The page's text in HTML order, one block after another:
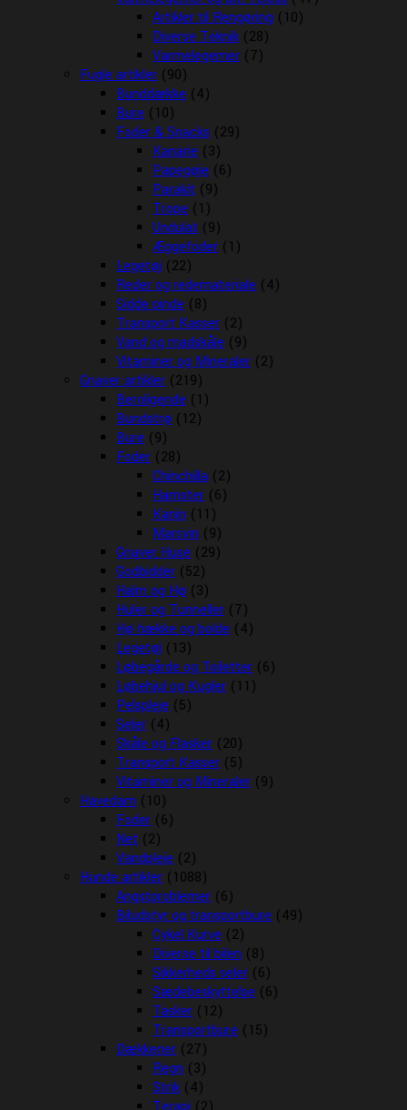
Artikler til Rengøring (10)
Diverse Teknik (28)
Varmelegemer (7)
Fugle artikler (90)
Bunddække (4)
Bure (10)
Foder & Snacks (29)
Kanarie (3)
Papegøje (6)
Parakit (9)
Trope (1)
Undulat (9)
Æggefoder (1)
Legetøj (22)
Reder og redemateriale (4)
Sidde pinde (8)
Transport Kasser (2)
Vand og madskåle (9)
Vitaminer og Mineraler (2)
Gnaver artikler (219)
Beroligende (1)
Bundstrø (12)
Bure (9)
Foder (28)
Chinchilla (2)
Hamster (6)
Kanin (11)
Marsvin (9)
Gnaver Huse (29)
Godbidder (52)
Halm og Hø (3)
Huler og Tunneller (7)
Hø hække og bolde (4)
Legetøj (13)
Løbegårde og Toiletter (6)
Løbehjul og Kugler (11)
Pelspleje (5)
Seler (4)
Skåle og Flasker (20)
Transport Kasser (5)
Vitaminer og Mineraler (9)
Havedam (10)
Foder (6)
Net (2)
Vandpleje (2)
Hunde artikler (1088)
Angstproblemer (6)
Biludstyr og transportbure (49)
Cykel Kurve (2)
Diverse til bilen (8)
Sikkerheds seler (6)
Sædebeskyttelse (6)
Tasker (12)
Transportbure (15)
Dækkener (27)
Regn (3)
Strik (4)